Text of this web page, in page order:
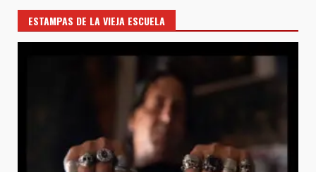
ESTAMPAS DE LA VIEJA ESCUELA